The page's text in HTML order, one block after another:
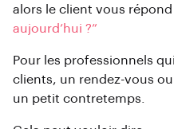
alors le client vous répond
aujourd’hui ?”
Pour les professionnels
clients, un rendez-vous
un petit contretemps.